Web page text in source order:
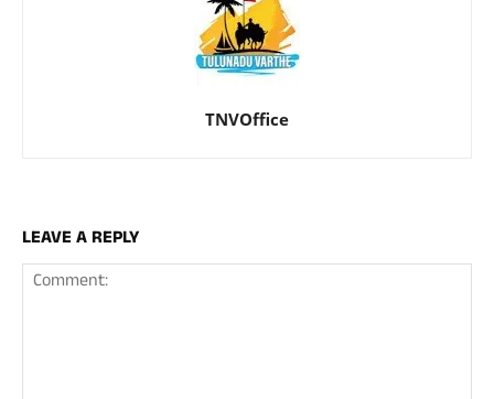
TNVOffice
LEAVE A REPLY